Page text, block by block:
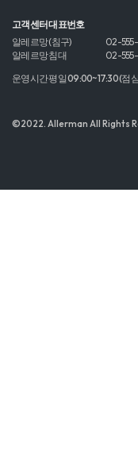
고객센터 대표번호
알레르망 (침구)
02-
알레르망 침대
02-
운영시간 평일 09:00~17:30 (점
©2022. Allerman All Rights